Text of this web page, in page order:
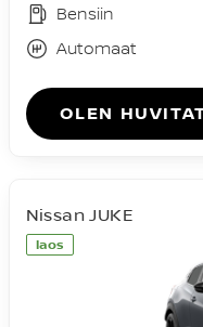
Bensiin
Automaat
OLEN
laos
Nissan JUKE